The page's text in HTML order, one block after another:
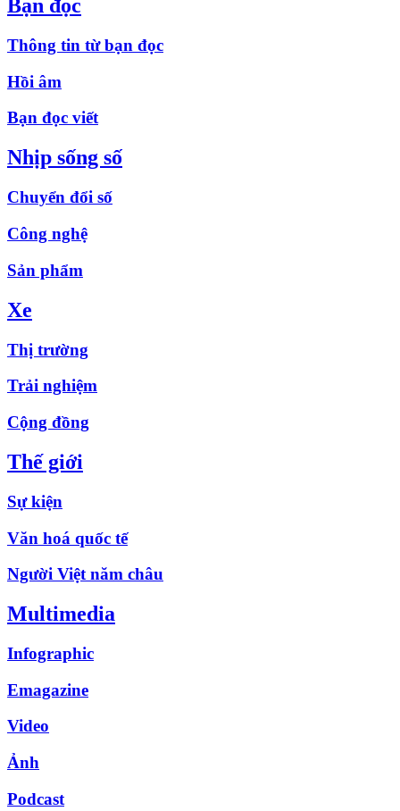
Bạn đọc
Thông tin từ bạn đọc
Hồi âm
Bạn đọc viết
Nhịp sống số
Chuyển đổi số
Công nghệ
Sản phẩm
Xe
Thị trường
Trải nghiệm
Cộng đồng
Thế giới
Sự kiện
Văn hoá quốc tế
Người Việt năm châu
Multimedia
Infographic
Emagazine
Video
Ảnh
Podcast